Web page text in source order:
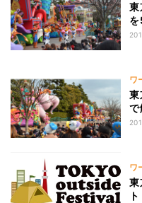
東
ワ
東
ワ
東